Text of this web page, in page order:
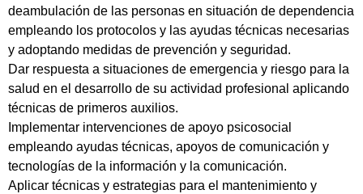
deambulación de las personas en situación de dependencia
empleando los protocolos y las ayudas técnicas necesarias
y adoptando medidas de prevención y seguridad.
Dar respuesta a situaciones de emergencia y riesgo para la
salud en el desarrollo de su actividad profesional aplicando
técnicas de primeros auxilios.
Implementar intervenciones de apoyo psicosocial
empleando ayudas técnicas, apoyos de comunicación y
tecnologías de la información y la comunicación.
Aplicar técnicas y estrategias para el mantenimiento y